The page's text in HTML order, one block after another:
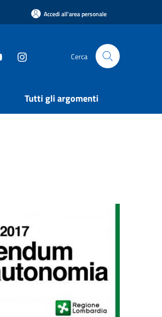
Accedi all'area personale
Cerca
Tutti gli argomenti